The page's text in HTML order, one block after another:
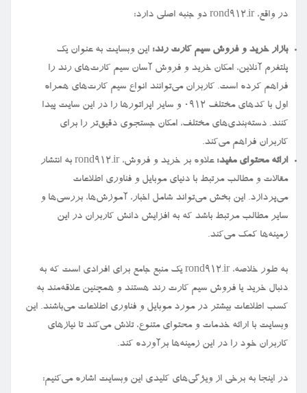
در واقع، rond912.ir دو جنبه اصلی دارد:
بازار خرید و فروش سیم کارت رند: این وبسایت به عنوان یک
پلتفرم آنلاین، امکان خرید و فروش آسان سیم کارت‌های رند را
فراهم کرده است. کاربران می‌توانند انواع سیم کارت‌های همراه
اول با کدهای مختلف ۰۹۱۲ و سایر اپراتورها را در این سایت پیدا
کنند. دسته‌بندی‌های مختلف، امکان جستجوی دقیق‌تر را برای
کاربران فراهم می‌کند.
ارائه محتوای مفید:
علاوه بر خرید و فروش، rond912.ir به انتشار
مقالات و مطالب مرتبط با دنیای موبایل و فناوری اطلاعات
می‌پردازد. این بخش می‌تواند شامل اخبار، آموزش‌ها، بررسی‌ها و
سایر مطالب مرتبط باشد که به افزایش دانش کاربران در این
زمینه‌ها کمک می‌کند.
به طور خلاصه، rond912.ir یک منبع جامع برای افرادی است که به
دنبال خرید یا فروش سیم کارت رند هستند و همچنین علاقه‌مند به
کسب اطلاعات بیشتر در مورد موبایل و فناوری اطلاعات می‌باشند. این
وبسایت با ارائه خدمات و محتوای متنوع، تلاش می‌کند تا نیازهای
کاربران خود را در این زمینه‌ها برآورده کند.
در اینجا به برخی از ویژگی‌های کلیدی این وبسایت اشاره می‌کنیم: